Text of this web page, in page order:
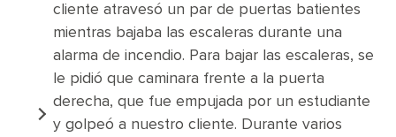
cliente atravesó un par de puertas batientes
mientras bajaba las escaleras durante una
alarma de incendio. Para bajar las escaleras, se
le pidió que caminara frente a la puerta
derecha, que fue empujada por un estudiante
y golpeó a nuestro cliente. Durante varios